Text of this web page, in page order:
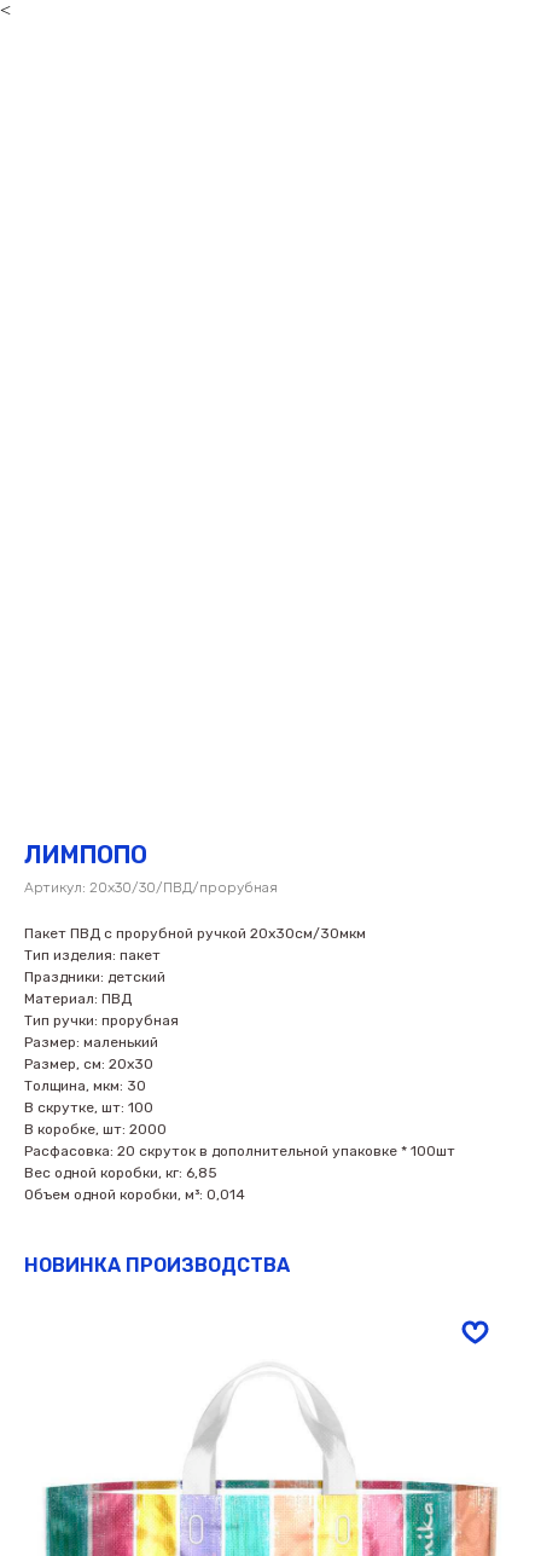
<
ЛИМПОПО
Артикул: 20х30/30/ПВД/прорубная
Пакет ПВД с прорубной ручкой 20х30см/30мкм
Тип изделия: пакет
Праздники: детский
Материал: ПВД
Тип ручки: прорубная
Размер: маленький
Размер, см: 20х30
Толщина, мкм: 30
В скрутке, шт: 100
В коробке, шт: 2000
Расфасовка: 20 скруток в дополнительной упаковке * 100шт
Вес одной коробки, кг: 6,85
Объем одной коробки, м³: 0,014
НОВИНКА ПРОИЗВОДСТВА